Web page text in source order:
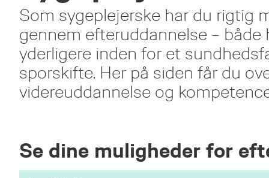
Som sygeplejerske har du rigtig
gennem efteruddannelse – både
yderligere inden for et
sporskifte. Her på siden får du
videreuddannelse og
Se dine muligheder for